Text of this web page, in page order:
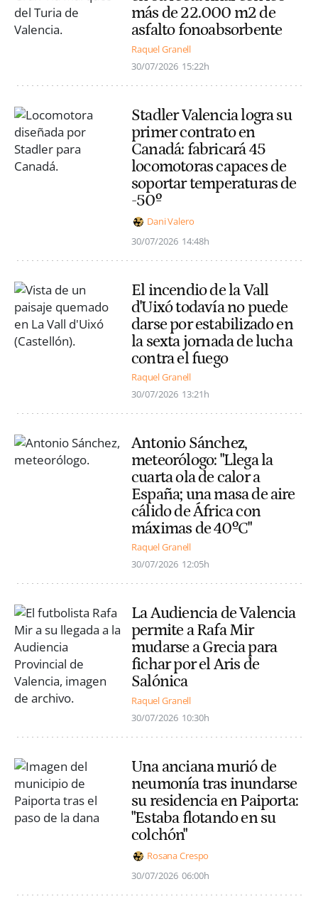
más de 22.000 m2 de
asfalto fonoabsorbente
Raquel Granell
30/07/2026 15:22h
Stadler Valencia logra su
primer contrato en
Canadá: fabricará 45
locomotoras capaces de
soportar temperaturas de
-50º
Dani Valero
30/07/2026 14:48h
El incendio de la Vall
d'Uixó todavía no puede
darse por estabilizado en
la sexta jornada de lucha
contra el fuego
Raquel Granell
30/07/2026 13:21h
Antonio Sánchez,
meteorólogo: "Llega la
cuarta ola de calor a
España; una masa de aire
cálido de África con
máximas de 40ºC"
Raquel Granell
30/07/2026 12:05h
La Audiencia de Valencia
permite a Rafa Mir
mudarse a Grecia para
fichar por el Aris de
Salónica
Raquel Granell
30/07/2026 10:30h
Una anciana murió de
neumonía tras inundarse
su residencia en Paiporta:
"Estaba flotando en su
colchón"
Rosana Crespo
30/07/2026 06:00h